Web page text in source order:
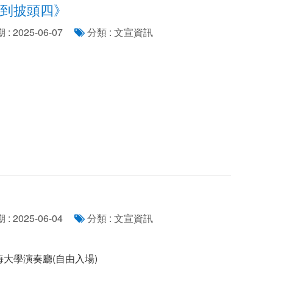
披頭四》
: 2025-06-07
分類 : 文宣資訊
: 2025-06-04
分類 : 文宣資訊
學演奏廳(自由入場)